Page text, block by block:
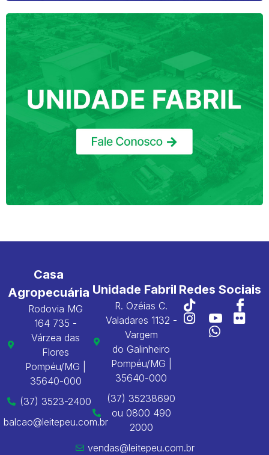
Casa
Agropecuária
Rodovia MG
164 735 -
Várzea das
Flores
Pompéu/MG |
35640-000
(37) 3523-2400
balcao@leitepeu.com.br
Unidade Fabril
R. Ozéias C.
Valadares 1132 -
Vargem
do Galinheiro
Pompéu/MG |
35640-000
(37) 35238690
ou 0800 490
2000
vendas@leitepeu.com.br
Redes Sociais